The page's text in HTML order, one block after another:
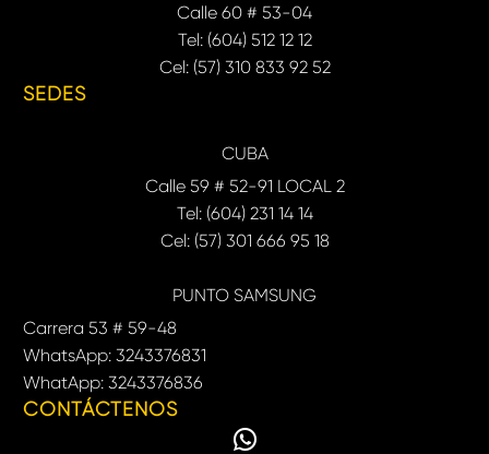
Calle 60 # 53-04
Tel: (604) 512 12 12
Cel: (57) 310 833 92 52
SEDES
CUBA
Calle 59 # 52-91 LOCAL 2
Tel: (604) 231 14 14
Cel: (57) 301 666 95 18
PUNTO SAMSUNG
Carrera 53 # 59-48
WhatsApp: 3243376831
WhatApp: 3243376836
CONTÁCTENOS